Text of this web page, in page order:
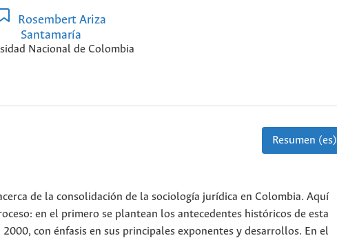
Rosembert Ariza
Santamaría
Nacional de Colombia
Resumen (es)
de la consolidación de la sociología jurídica en Colombia. Aquí
en el primero se plantean los antecedentes históricos de esta
con énfasis en sus principales exponentes y desarrollos. En el